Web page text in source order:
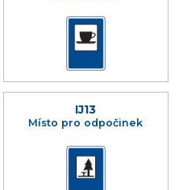
IJ13
Místo pro odpočinek